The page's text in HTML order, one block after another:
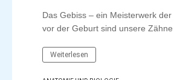
Das Gebiss – ein Meisterwerk der
vor der Geburt sind unsere Zähne
Weiterlesen